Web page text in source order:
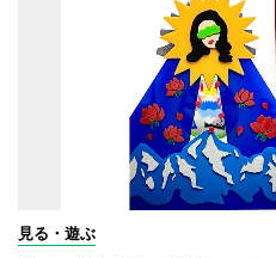
見る・遊ぶ